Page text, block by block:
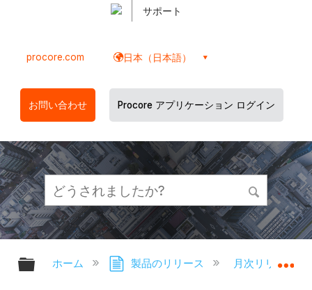
サポート
procore.com 日本（日本語）
お問い合わせ Procore アプリケーション ログイン
グローバル階層を展開/折りたたむ
ホーム 製品のリリース 月次リリースノ